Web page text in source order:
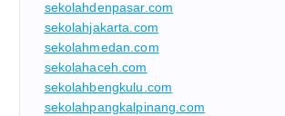
sekolahdenpasar.com
sekolahjakarta.com
sekolahmedan.com
sekolahaceh.com
sekolahbengkulu.com
sekolahpangkalpinang.com